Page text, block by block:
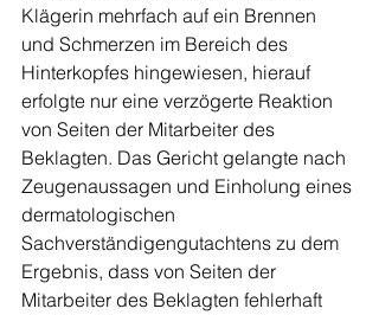
Klägerin mehrfach auf ein Brennen
und Schmerzen im Bereich des
Hinterkopfes hingewiesen, hierauf
erfolgte nur eine verzögerte Reaktion
von Seiten der Mitarbeiter des
Beklagten. Das Gericht gelangte nach
Zeugenaussagen und Einholung eines
dermatologischen
Sachverständigengutachtens zu dem
Ergebnis, dass von Seiten der
Mitarbeiter des Beklagten fehlerhaft